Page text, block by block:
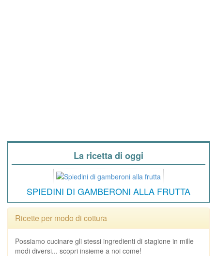
La ricetta di oggi
SPIEDINI DI GAMBERONI ALLA FRUTTA
Ricette per modo di cottura
Possiamo cucinare gli stessi ingredienti di stagione in mille
modi diversi... scopri insieme a noi come!